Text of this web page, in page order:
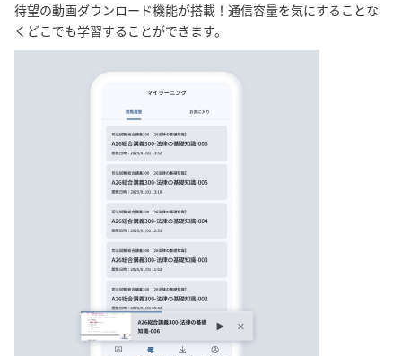
待望の動画ダウンロード機能が搭載！通信容量を気にすることな
くどこでも学習することができます。